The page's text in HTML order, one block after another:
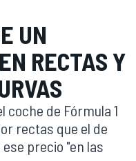
UN
RECTAS Y
coche de Fórmula 1
rectas que el de
precio "en las